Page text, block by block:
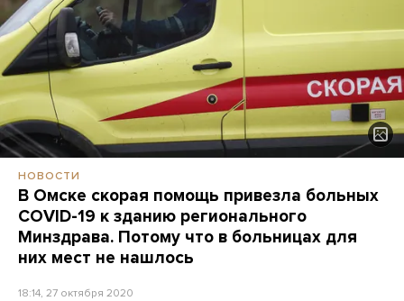
НОВОСТИ
В Омске скорая помощь привезла больных
COVID-19 к зданию регионального
Минздрава. Потому что в больницах для
них мест не нашлось
18:14, 27 октября 2020